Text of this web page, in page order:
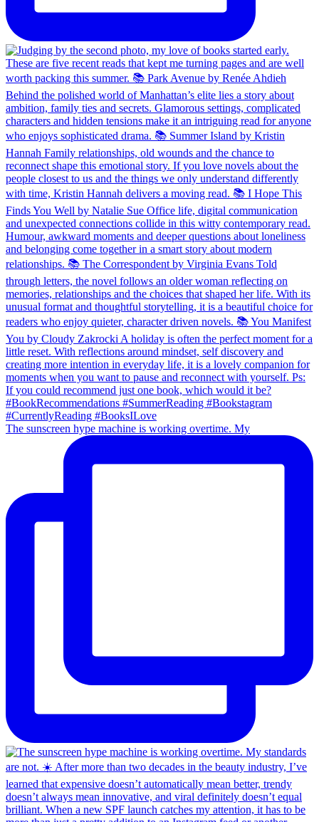
The sunscreen hype machine is working overtime. My